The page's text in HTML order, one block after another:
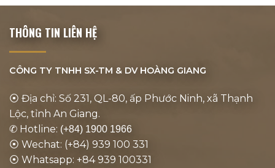
THÔNG TIN LIÊN HỆ
CÔNG TY TNHH SX-TM & DV HOÀNG GIANG
⦿ Địa chỉ: Số 231, QL-80, ấp Phước Ninh, xã Thạnh
Lộc, tỉnh An Giang.
✆ Hotline: (+84) 1900 1966
⦿ Wechat: (+84) 939 100 331
⦿ Whatsapp: +84 939 100331